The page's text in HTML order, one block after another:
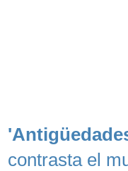
contrasta el